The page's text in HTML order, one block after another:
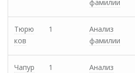
фамилии
Тюрю
ков
1
Анализ
фамилии
Чапур
1
Анализ